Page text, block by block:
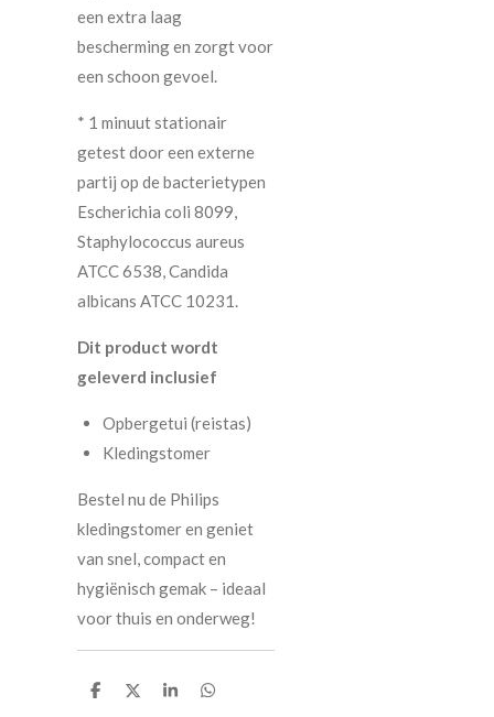
een extra laag
bescherming en zorgt voor
een schoon gevoel.
* 1 minuut stationair
getest door een externe
partij op de bacterietypen
Escherichia coli 8099,
Staphylococcus aureus
ATCC 6538, Candida
albicans ATCC 10231.
Dit product wordt
geleverd inclusief
Opbergetui (reistas)
Kledingstomer
Bestel nu de Philips
kledingstomer en geniet
van snel, compact en
hygiënisch gemak – ideaal
voor thuis en onderweg!
D
D
S
D